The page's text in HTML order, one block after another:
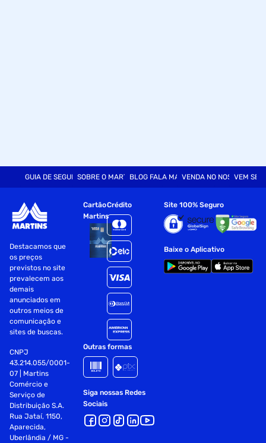
GUIA DE SEGURANÇASOBRE O MARTINSBLOG FALA MARTVENDA NO NOSSO SITE
VEM SER
Destacamos que
os preços
previstos no site
prevalecem aos
demais
anunciados em
outros meios de
comunicação e
sites de buscas.
CNPJ
43.214.055/0001-
07 | Martins
Comércio e
Serviço de
Distribuição S.A.
Rua Jataí, 1150,
Aparecida,
Uberlândia / MG -
Cartão
Martins
Crédito
Outras formas
Siga nossas Redes
Sociais
Site 100% Seguro
Baixe o Aplicativo